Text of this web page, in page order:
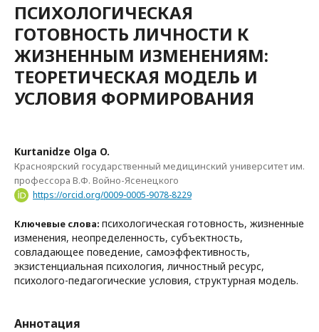
ПСИХОЛОГИЧЕСКАЯ
ГОТОВНОСТЬ ЛИЧНОСТИ К
ЖИЗНЕННЫМ ИЗМЕНЕНИЯМ:
ТЕОРЕТИЧЕСКАЯ МОДЕЛЬ И
УСЛОВИЯ ФОРМИРОВАНИЯ
Kurtanidze Olga O.
Красноярский государственный медицинский университет им.
профессора В.Ф. Войно-Ясенецкого
https://orcid.org/0009-0005-9078-8229
Ключевые слова: психологическая готовность, жизненные
изменения, неопределенность, субъектность,
совладающее поведение, самоэффективность,
экзистенциальная психология, личностный ресурс,
психолого-педагогические условия, структурная модель.
Аннотация